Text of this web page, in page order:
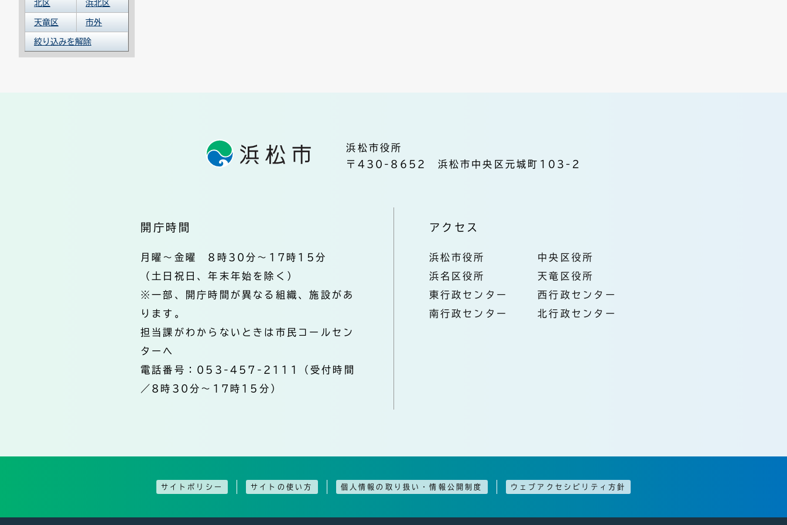
北区 浜北区
天竜区 市外
絞り込みを解除
浜松市役所
〒430-8652 浜松市中央区元城町103-2
開庁時間
月曜～金曜 8時30分～17時15分
（土日祝日、年末年始を除く）
※一部、開庁時間が異なる組織、施設があ
ります。
担当課がわからないときは市民コールセン
ターへ
電話番号：053-457-2111（受付時間
／8時30分～17時15分）
アクセス
浜松市役所
中央区役所
浜名区役所
天竜区役所
東行政センター
西行政センター
南行政センター
北行政センター
サイトポリシー サイトの使い方 個人情報の取り扱い・情報公開制度 ウェブアクセシビリティ方針